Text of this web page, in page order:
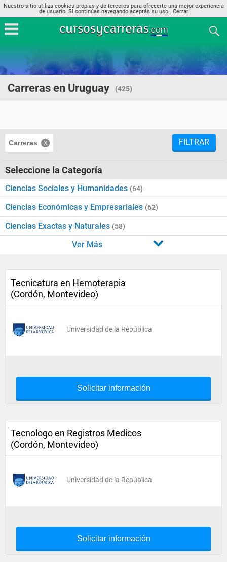
Nuestro sitio utiliza cookies propias y de terceros para ofrecerte una mejor experiencia
de usuario. Si continúas navegando aceptás su uso.. Cerrar
Carreras en Uruguay (425)
Carreras FILTRAR
Seleccione la Categoría
Ciencias Sociales y Humanidades (64)
Ciencias Económicas y Empresariales (62)
Ciencias Exactas y Naturales (58)
Ver Más
Tecnicatura en Hemoterapia
(Cordón, Montevideo)
Universidad de la República
Solicitar información
Tecnologo en Registros Medicos
(Cordón, Montevideo)
Universidad de la República
Solicitar información